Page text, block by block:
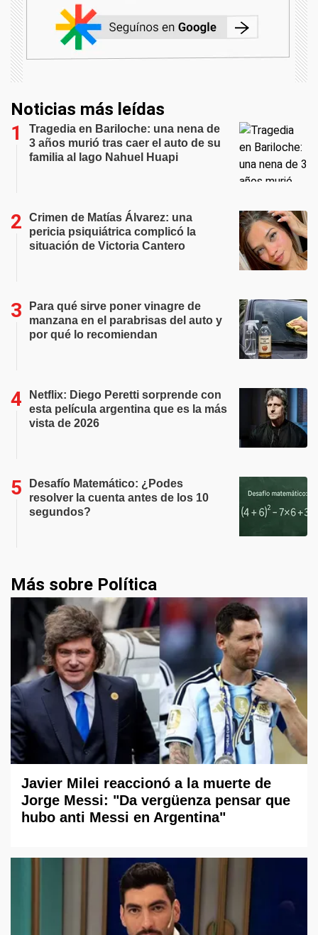
Noticias más leídas
Tragedia en Bariloche: una nena de
3 años murió tras caer el auto de su
familia al lago Nahuel Huapi
Crimen de Matías Álvarez: una
pericia psiquiátrica complicó la
situación de Victoria Cantero
Para qué sirve poner vinagre de
manzana en el parabrisas del auto y
por qué lo recomiendan
Netflix: Diego Peretti sorprende con
esta película argentina que es la más
vista de 2026
Desafío Matemático: ¿Podes
resolver la cuenta antes de los 10
segundos?
Más sobre Política
Javier Milei reaccionó a la muerte de
Jorge Messi: "Da vergüenza pensar que
hubo anti Messi en Argentina"